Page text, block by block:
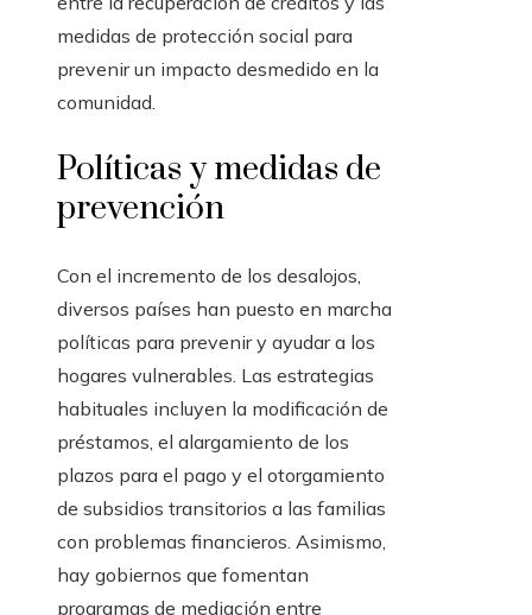
medidas de protección social para
prevenir un impacto desmedido en la
comunidad.
Políticas y medidas de
prevención
Con el incremento de los desalojos,
diversos países han puesto en marcha
políticas para prevenir y ayudar a los
hogares vulnerables. Las estrategias
habituales incluyen la modificación de
préstamos, el alargamiento de los
plazos para el pago y el otorgamiento
de subsidios transitorios a las familias
con problemas financieros. Asimismo,
hay gobiernos que fomentan
programas de mediación entre